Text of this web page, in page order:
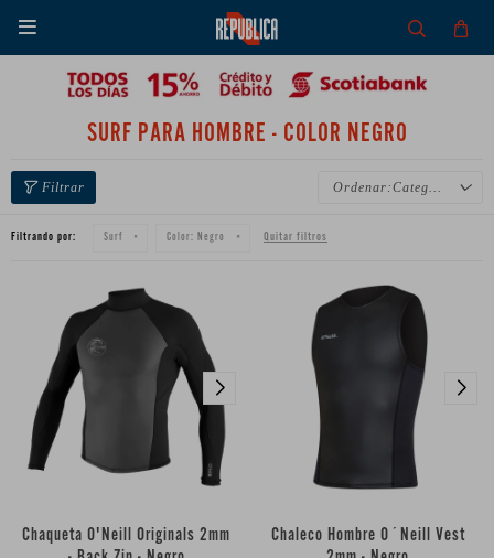

SURF PARA HOMBRE - COLOR NEGRO
Categoría
Filtrando por: Surf Color: Negro Quitar filtros
Chaqueta O'Neill Originals 2mm
Chaleco Hombre O´Neill Vest